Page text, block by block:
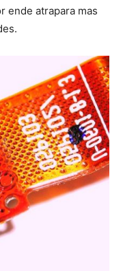
ende atrapara mas